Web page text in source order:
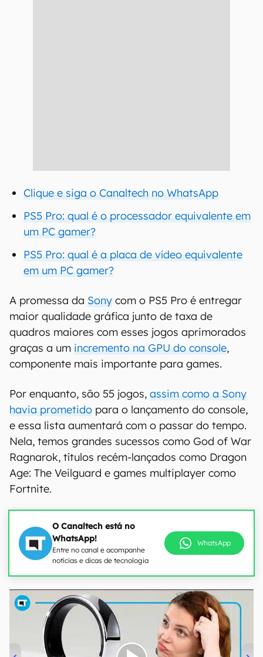
Clique e siga o Canaltech no WhatsApp
PS5 Pro: qual é o processador equivalente em
um PC gamer?
PS5 Pro: qual é a placa de vídeo equivalente
em um PC gamer?
A promessa da Sony com o PS5 Pro é entregar
maior qualidade gráfica junto de taxa de
quadros maiores com esses jogos aprimorados
graças a um incremento na GPU do console,
componente mais importante para games.
Por enquanto, são 55 jogos, assim como a Sony
havia prometido para o lançamento do console,
e essa lista aumentará com o passar do tempo.
Nela, temos grandes sucessos como God of War
Ragnarok, títulos recém-lançados como Dragon
Age: The Veilguard e games multiplayer como
Fortnite.
O Canaltech está no
WhatsApp!
Entre no canal e acompanhe
notícias e dicas de tecnologia
WhatsApp